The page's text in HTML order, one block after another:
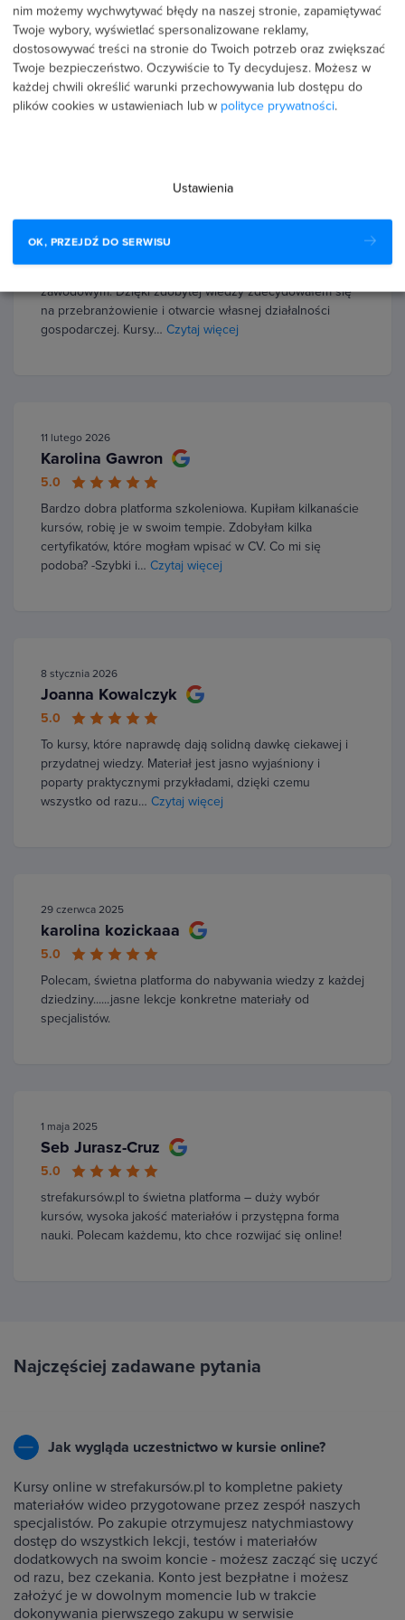
60733 użytkowników
oceniło i
zrecenzowało szkolenia strefakursów.pl
Średnia ocena uczestników w niezależnym serwisie
Google to4.9/5⭐⭐⭐⭐⭐ z3149 wszystkich opinii.
Bernard Siczek
5.0
zawodowym. Dzięki zdobytej wiedzy zdecydowałem się
na przebranżowienie i otwarcie własnej działalności
gospodarczej. Kursy… Czytaj więcej
11 lutego 2026
Karolina Gawron
5.0
Bardzo dobra platforma szkoleniowa. Kupiłam kilkanaście
kursów, robię je w swoim tempie. Zdobyłam kilka
certyfikatów, które mogłam wpisać w CV. Co mi się
podoba? -Szybki i… Czytaj więcej
8 stycznia 2026
Joanna Kowalczyk
5.0
To kursy, które naprawdę dają solidną dawkę ciekawej i
przydatnej wiedzy. Materiał jest jasno wyjaśniony i
poparty praktycznymi przykładami, dzięki czemu
wszystko od razu… Czytaj więcej
29 czerwca 2025
karolina kozickaaa
5.0
Polecam, świetna platforma do nabywania wiedzy z każdej
dziedziny......jasne lekcje konkretne materiały od
specjalistów.
1 maja 2025
Seb Jurasz-Cruz
5.0
strefakursów.pl to świetna platforma – duży wybór
kursów, wysoka jakość materiałów i przystępna forma
nauki. Polecam każdemu, kto chce rozwijać się online!
Najczęściej zadawane pytania
Jak wygląda uczestnictwo w kursie online?
Kursy online w strefakursów.pl to kompletne pakiety
materiałów wideo przygotowane przez zespół naszych
specjalistów. Po zakupie otrzymujesz natychmiastowy
dostęp do wszystkich lekcji, testów i materiałów
dodatkowych na swoim koncie - możesz zacząć się uczyć
od razu, bez czekania. Konto jest bezpłatne i możesz
założyć je w dowolnym momencie lub w trakcie
dokonywania pierwszego zakupu w serwisie
nim możemy wychwytywać błędy na naszej stronie, zapamiętywać
Twoje wybory, wyświetlać spersonalizowane reklamy,
dostosowywać treści na stronie do Twoich potrzeb oraz zwiększać
Twoje bezpieczeństwo. Oczywiście to Ty decydujesz. Możesz w
każdej chwili określić warunki przechowywania lub dostępu do
plików cookies w ustawieniach lub w polityce prywatności.
Ustawienia
OK, PRZEJDŹ DO SERWISU